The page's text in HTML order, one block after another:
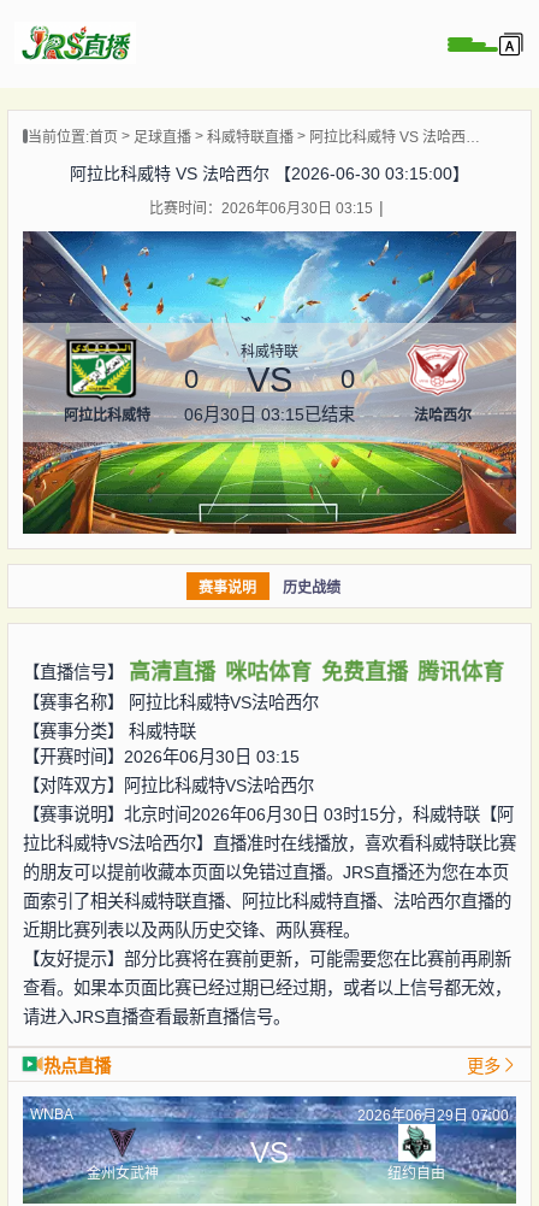
播
像
讯
直播
当前位置:首页 足球直播 科威特联直播 阿拉比科威特 VS 法哈西尔 【2026-06-30 03:15:00】
阿拉比科威特 VS 法哈西尔 【2026-06-30 03:15:00】
比赛时间：2026年06月30日 03:15
阿拉比科威特
科威特联
0 VS 0
06月30日 03:15已结束 法哈西尔
赛事说明 历史战绩
【直播信号】 高清直播 咪咕体育 免费直播 腾讯体育
【赛事名称】
阿拉比科威特VS法哈西尔
【赛事分类】 科威特联
【开赛时间】2026年06月30日 03:15
【对阵双方】
阿拉比科威特VS法哈西尔
【赛事说明】北京时间2026年06月30日 03时15分，科威特联【阿
拉比科威特VS法哈西尔】直播准时在线播放，喜欢看科威特联比赛
的朋友可以提前收藏本页面以免错过直播。JRS直播还为您在本页
面索引了相关科威特联直播、阿拉比科威特直播、法哈西尔直播的
近期比赛列表以及两队历史交锋、两队赛程。
【友好提示】部分比赛将在赛前更新，可能需要您在比赛前再刷新
查看。如果本页面比赛已经过期已经过期，或者以上信号都无效，
请进入JRS直播查看最新直播信号。
热点直播 更多
WNBA 2026年06月29日 07:00
金州女武神
VS
纽约自由